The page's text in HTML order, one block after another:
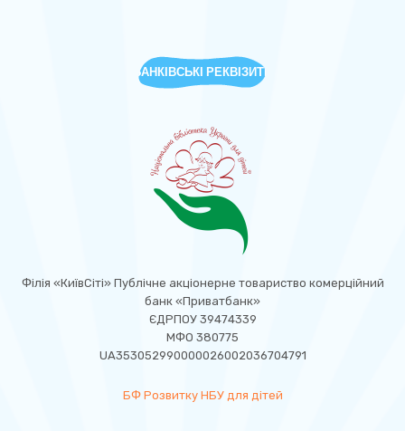
БАНКІВСЬКІ РЕКВІЗИТИ
Філія «КиївСіті» Публічне акціонерне товариство комерційний
банк «Приватбанк»
ЄДРПОУ 39474339
МФО 380775
UA353052990000026002036704791
БФ Розвитку НБУ для дітей